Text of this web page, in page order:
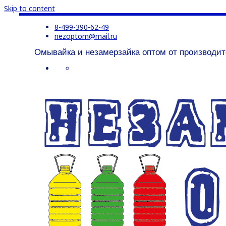
Skip to content
8-499-390-62-49
nezoptom@mail.ru
Омывайка и незамерзайка оптом от